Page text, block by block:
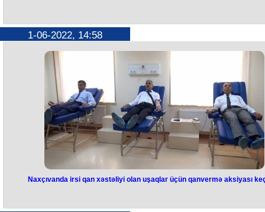
1-06-2022, 14:58
Naxçıvanda irsi qan xəstəliyi olan uşaqlar üçün qanvermə aksiyası